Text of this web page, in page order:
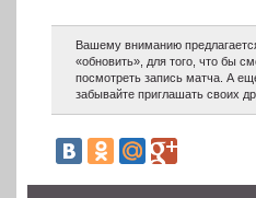
Вашему вниманию
«обновить», для того, что бы
посмотреть запись матча. А
забывайте приглашать своих